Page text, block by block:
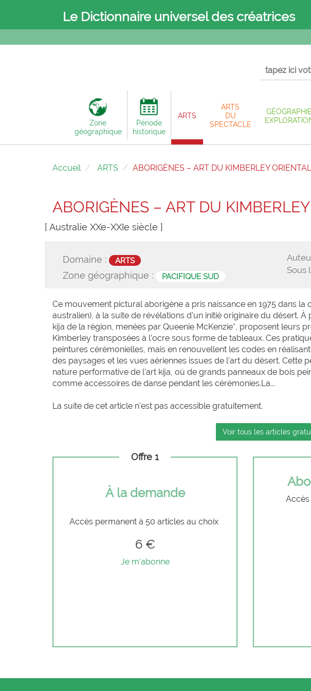
Le Dictionnaire universel des créatrices
Zone
géographique
Période
historique
ARTS
ARTS
DU
SPECTACLE
GÉOGRAPHIE
Accueil ARTS ABORIGÈNES – ART DU KIMBERLEY ORIENTAL
ABORIGÈNES – ART DU
[ Australie XXe-XXIe siècle ]
Domaine : ARTS
Zone géographique : PACIFIQUE SUD
Sous
Ce mouvement pictural aborigène a pris naissance en 1975 dans
australien), à la suite de révélations d’un initié originaire du désert.
kija de la région, menées par Queenie McKenzie*, proposent leurs
Kimberley transposées à l’ocre sous forme de tableaux. Ces
peintures cérémonielles, mais en renouvellent les codes en
des paysages et les vues aériennes issues de l’art du désert. Cette
nature performative de l’art kija, où de grands panneaux de bois
comme accessoires de danse pendant les cérémonies.La...
La suite de cet article n'est pas accessible gratuitement.
Voir tous les articles
Offre 1
À la demande
Accès permanent à 50 articles au choix
6 €
Je m'abonne
Accès